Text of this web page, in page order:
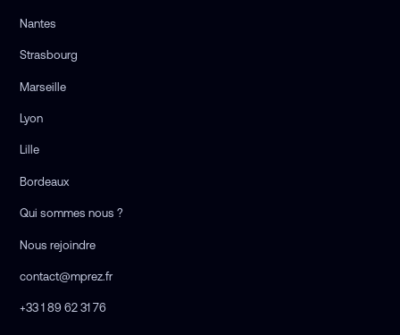
Nantes
Strasbourg
Marseille
Lyon
Lille
Bordeaux
Qui sommes nous ?
Nous rejoindre
contact@mprez.fr
+33 1 89 62 31 76